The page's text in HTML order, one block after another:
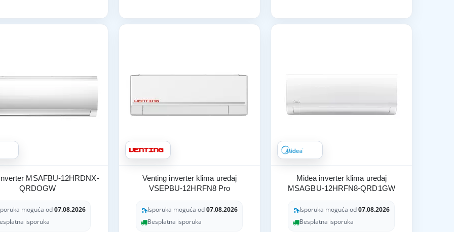
MSAFBU-12HRDNX-
QRDOGW
moguća od07.08.2026
isporuka
Venting inverter klima uređaj
VSEPBU-12HRFN8 Pro
Isporuka moguća od07.08.2026
Besplatna isporuka
Midea inverter klima uređaj
MSAGBU-12HRFN8-QRD1GW
Isporuka moguća od07.08.2026
Besplatna isporuka